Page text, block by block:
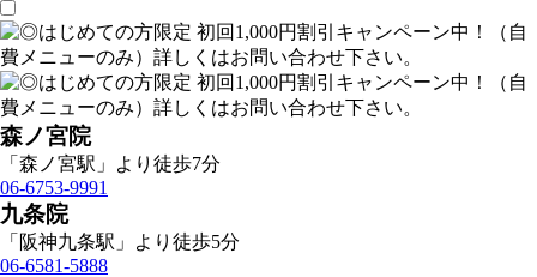
森ノ宮院
「森ノ宮駅」より徒歩7分
06-6753-9991
九条院
「阪神九条駅」より徒歩5分
06-6581-5888